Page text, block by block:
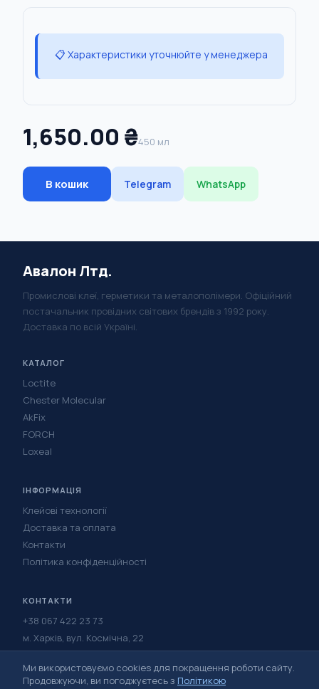
📋 Характеристики уточнюйте у менеджера
1,650.00 ₴450 мл
В кошик Telegram WhatsApp
Авалон Лтд.
Промислові клеї, герметики та металополімери. Офіційний
постачальник провідних світових брендів з 1992 року.
Доставка по всій Україні.
КАТАЛОГ
Loctite
Chester Molecular
AkFix
FORCH
Loxeal
ІНФОРМАЦІЯ
Клейові технології
Доставка та оплата
Контакти
Політика конфіденційності
КОНТАКТИ
+38 067 422 23 73
м. Харків, вул. Космічна, 22
Написати в Telegram
Написати у Viber
Ми використовуємо cookies для покращення роботи сайту.
Продовжуючи, ви погоджуєтесь з Політикою